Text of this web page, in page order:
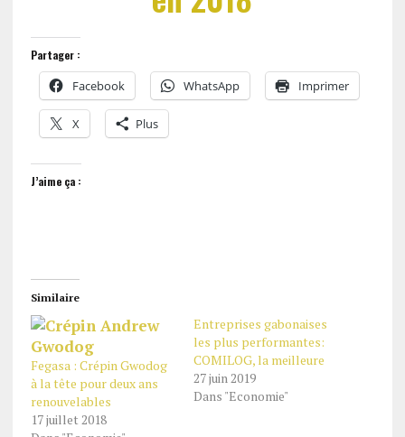
Partager :
Facebook WhatsApp Imprimer
X Plus
J’aime ça :
Similaire
Fegasa : Crépin Gwodog
à la tête pour deux ans
renouvelables
17 juillet 2018
Entreprises gabonaises
les plus performantes:
COMILOG, la meilleure
27 juin 2019
Dans "Economie"